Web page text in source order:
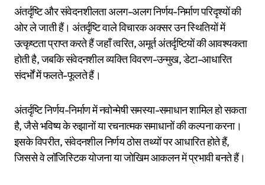
अंतर्दृष्टि और संवेदनशीलता अलग-अलग निर्णय-निर्माण परिदृश्यों की
ओर ले जाती हैं। अंतर्दृष्टि वाले विचारक अक्सर उन स्थितियों में
उत्कृष्टता प्राप्त करते हैं जहाँ त्वरित, अमूर्त अंतर्दृष्टियों की आवश्यकता
होती है, जबकि संवेदनशील व्यक्ति विवरण-उन्मुख, डेटा-आधारित
संदर्भों में फलते-फूलते हैं।
अंतर्दृष्टि निर्णय-निर्माण में नवोन्मेषी समस्या-समाधान शामिल हो सकता
है, जैसे भविष्य के रुझानों या रचनात्मक समाधानों की कल्पना करना।
इसके विपरीत, संवेदनशील निर्णय ठोस तथ्यों पर आधारित होते हैं,
जिससे वे लॉजिस्टिक योजना या जोखिम आकलन में प्रभावी बनते हैं।